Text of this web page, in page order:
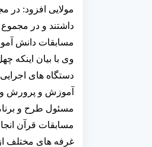
مسابقات دانش
وی با بیان
دستگاه های
آموزش و پرورش و
مسئول طرح و
مسابقات قرآن
غرفه های مختلف